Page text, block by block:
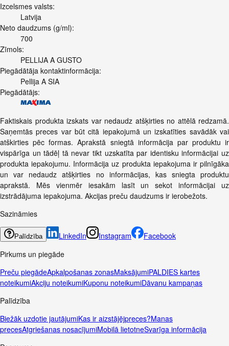
Izcelsmes valsts:
Latvija
Neto daudzums (g/ml):
700
Zīmols:
PELLIJA A GUSTO
Piegādātāja kontaktinformācija:
Pellija A SIA
Piegādātājs:
Faktiskais produkta izskats var nedaudz atšķirties no attēlā redzamā.
Saņemtās preces var būt citā iepakojumā un izskatīties savādāk vai
atškirties pēc formas. Aprakstā sniegtā informācija par produktu ir
vispārīga un tādēļ tā nevar tikt uzskatīta par identisku informācijai uz
produkta iepakojumu. Informācija uz produkta iepakojuma ir pilnīgāka
un var nedaudz atšķirties no informācijas, kas sniegta produktu
aprakstā. Mēs vienmēr iesakām lasīt un sekot informācijai uz
izstrādājuma iepakojuma. Akcijas preču daudzums ir ierobežots.
Sazināmies
Palīdzība LinkedIn Instagram
Facebook
Pirkums un piegāde
Preču piegādeApkalpošanas zonasMaksājumiPALDIES kartes
noteikumiAkciju noteikumiKuponu noteikumiDāvanu kampaņas
Palīdzība
Biežāk uzdotie jautājumiKas ir aizstājējpreces?Manas
precesAtgriešanas nosacījumiMobilā lietotneSvarīga informācija